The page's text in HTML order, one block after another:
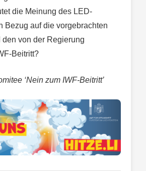
die Meinung des LED-
Bezug auf die vorgebrachten
von der Regierung
Beitritt?
‘Nein zum IWF-Beitritt’